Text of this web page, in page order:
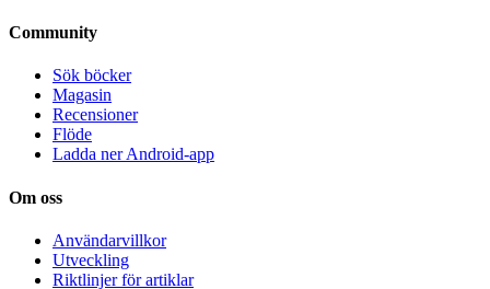
Community
Sök böcker
Magasin
Recensioner
Flöde
Ladda ner Android-app
Om oss
Användarvillkor
Utveckling
Riktlinjer för artiklar